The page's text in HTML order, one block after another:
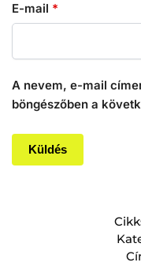
E-mail *
A nevem, e-mail
böngészőben a